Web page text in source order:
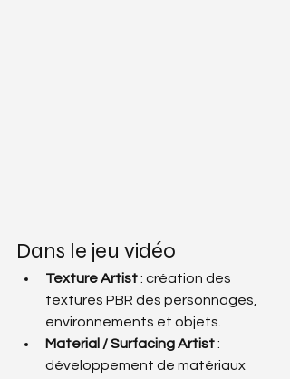
Dans le jeu vidéo
Texture Artist : création des
textures PBR des personnages,
environnements et objets.
Material / Surfacing Artist :
développement de matériaux